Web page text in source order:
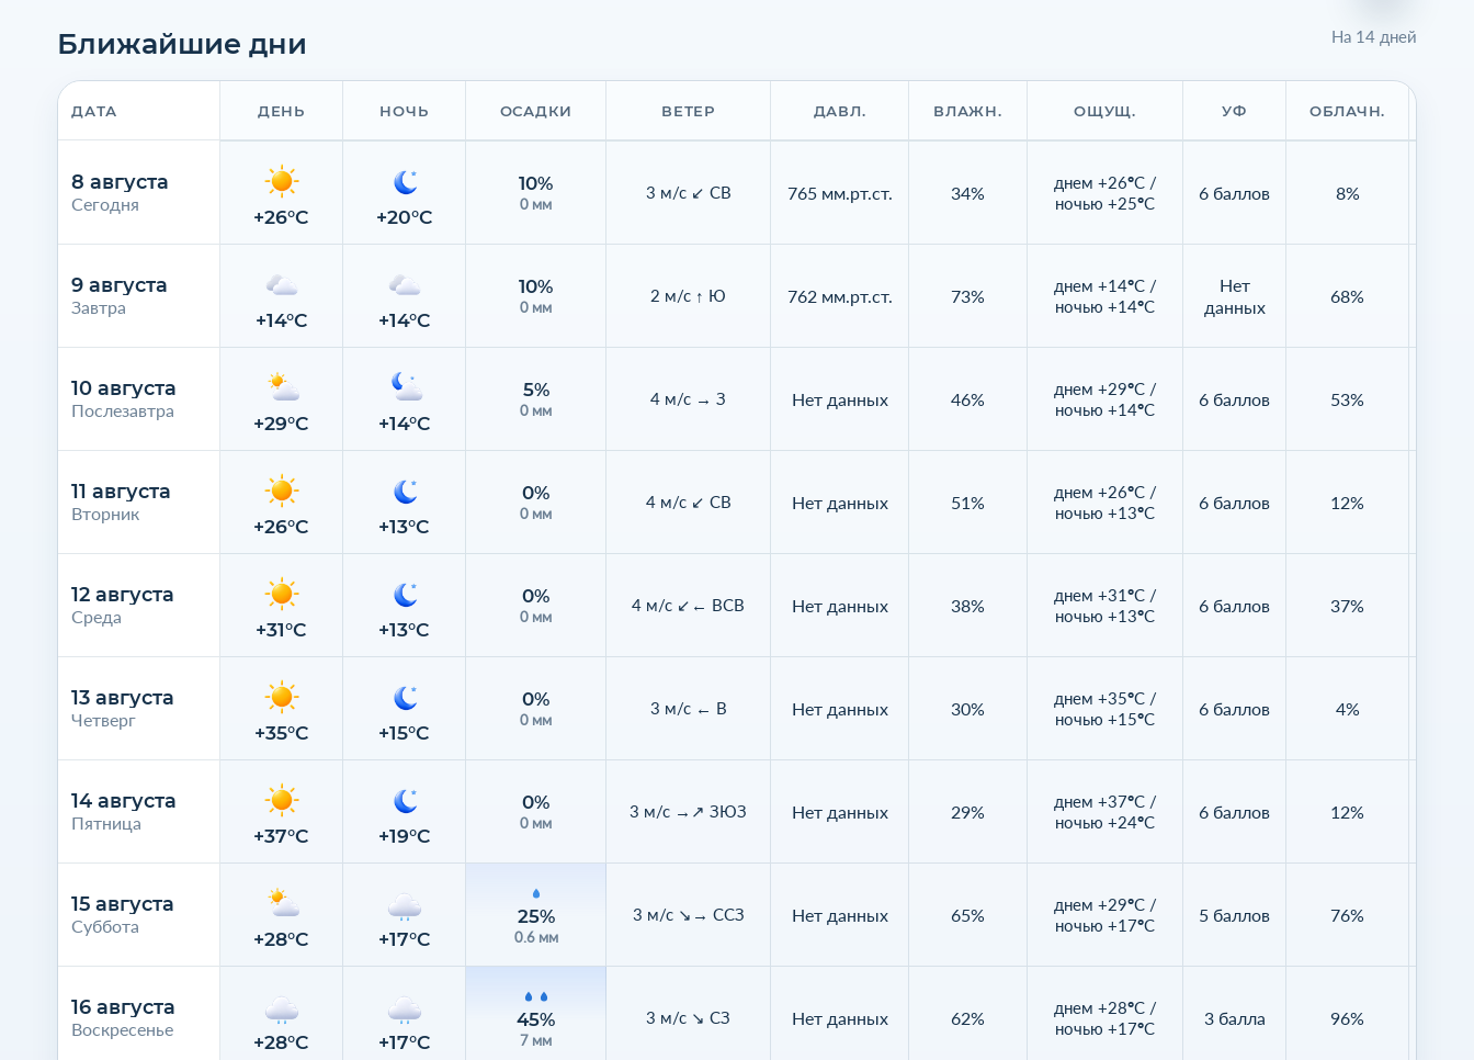
Ближайшие дни На 14 дней
ДАТА
8 августа
Сегодня
9 августа
Завтра
10 августа
Послезавтра
11 августа
Вторник
12 августа
Среда
13 августа
Четверг
14 августа
Пятница
15 августа
Суббота
16 августа
Воскресенье
ДЕНЬ НОЧЬ ОСАДКИ ВЕТЕР ДАВЛ. ВЛАЖН. ОЩУЩ. УФ ОБЛАЧН.
+26°C +20°C
10%
0 мм
3 м/с ↙ СВ 765 мм.рт.ст. 34%
днем +26°C /
ночью +25°C
6 баллов 8%
+14°C +14°C
10%
0 мм
2 м/с ↑ Ю 762 мм.рт.ст. 73%
днем +14°C /
ночью +14°C
Нет
данных
68%
+29°C +14°C
5%
0 мм
4 м/с → З Нет данных 46%
днем +29°C /
ночью +14°C
6 баллов 53%
+26°C +13°C
0%
0 мм
4 м/с ↙ СВ Нет данных 51%
днем +26°C /
ночью +13°C
6 баллов 12%
+31°C +13°C
0%
0 мм
4 м/с ↙← ВСВ Нет данных 38%
днем +31°C /
ночью +13°C
6 баллов 37%
+35°C +15°C
0%
0 мм
3 м/с ← В Нет данных 30%
днем +35°C /
ночью +15°C
6 баллов 4%
+37°C +19°C
0%
0 мм
3 м/с →↗ ЗЮЗ Нет данных 29%
днем +37°C /
ночью +24°C
6 баллов 12%
+28°C +17°C
25%
0.6 мм
3 м/с ↘→ ССЗ Нет данных 65%
днем +29°C /
ночью +17°C
5 баллов 76%
+28°C +17°C
45%
7 мм
3 м/с ↘ СЗ Нет данных 62%
днем +28°C /
ночью +17°C
3 балла 96%